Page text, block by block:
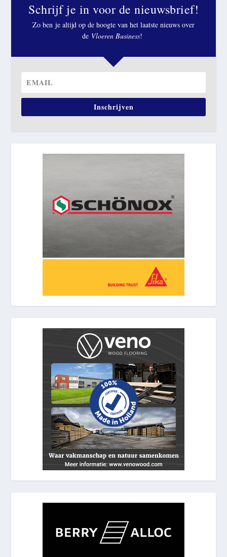
Schrijf je in voor de nieuwsbrief!
Zo ben je altijd op de hoogte van het laatste nieuws over
de Vloeren Business!
Inschrijven